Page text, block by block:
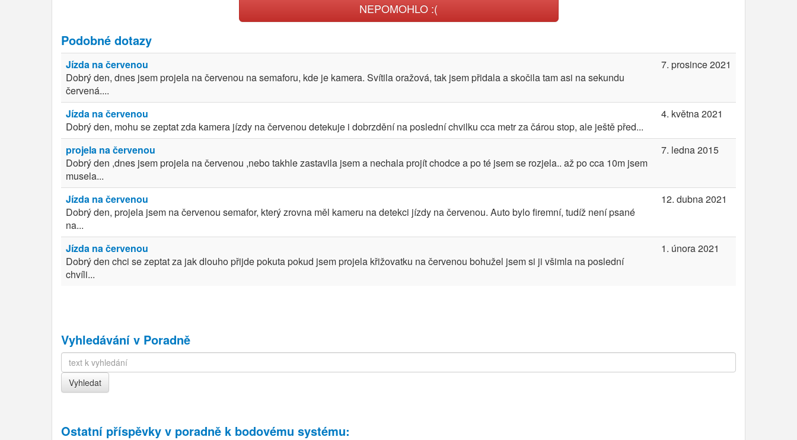
NEPOMOHLO :(
Podobné dotazy
Jízda na červenou
Dobrý den, dnes jsem projela na červenou na semaforu, kde je kamera. Svítila oražová, tak jsem přidala a skočila tam asi na sekundu
červená....
7. prosince 2021
Jízda na červenou
Dobrý den, mohu se zeptat zda kamera jízdy na červenou detekuje i dobrzdění na poslední chvilku cca metr za čárou stop, ale ještě před...
4. května 2021
projela na červenou
Dobrý den ,dnes jsem projela na červenou ,nebo takhle zastavila jsem a nechala projít chodce a po té jsem se rozjela.. až po cca 10m jsem
musela...
7. ledna 2015
Jízda na červenou
Dobrý den, projela jsem na červenou semafor, který zrovna měl kameru na detekci jízdy na červenou. Auto bylo firemní, tudíž není psané
na...
12. dubna 2021
Jízda na červenou
Dobrý den chci se zeptat za jak dlouho přijde pokuta pokud jsem projela křižovatku na červenou bohužel jsem si ji všimla na poslední
chvíli...
1. února 2021
Vyhledávání v Poradně
Ostatní příspěvky v poradně k bodovému systému: